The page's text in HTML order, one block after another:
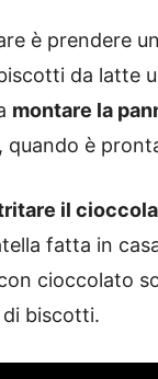
è prendere
da latte
montare la
è
il
fatta in
cioccolato
biscotti.